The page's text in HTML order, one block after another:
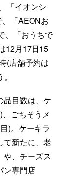
「イオンシ
「AEONお
、「おうちで
12月17日15
(店舗予約は
品目数は、ケ
ごちそうメ
)。ケーキラ
て新たに、老
や、チーズス
ン専門店